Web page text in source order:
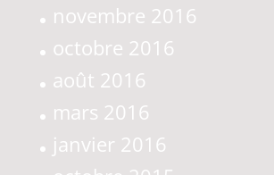
novembre 2016
octobre 2016
août 2016
mars 2016
janvier 2016